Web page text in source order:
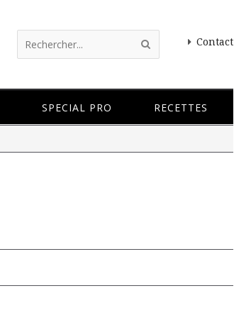
Contact
SPECIAL PRO RECETTES